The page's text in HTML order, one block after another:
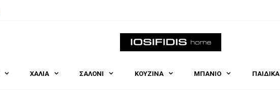
ΧΑΛΙΑ ΣΑΛΟΝΙ ΚΟΥΖΙΝΑ ΜΠΑΝΙΟ ΠΑΙΔΙΚΑ